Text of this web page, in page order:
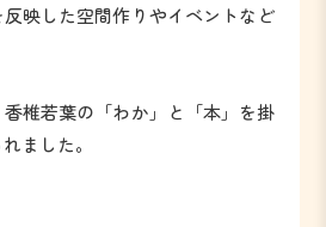
映した空間作りやイベントなど
椎若葉の「わか」と「本」を掛
ました。